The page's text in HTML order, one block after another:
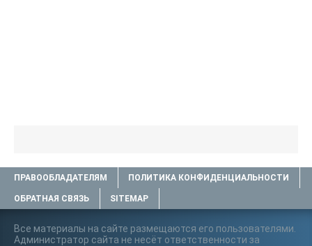
ПРАВООБЛАДАТЕЛЯМ ПОЛИТИКА КОНФИДЕНЦИАЛЬНОСТИ
ОБРАТНАЯ СВЯЗЬ SITEMAP
Все материалы на сайте размещаются его пользователями.
Администратор сайта не несёт ответственности за